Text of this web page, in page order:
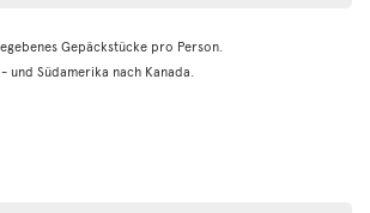
Gepäckstücke pro Person.
und Südamerika nach Kanada.